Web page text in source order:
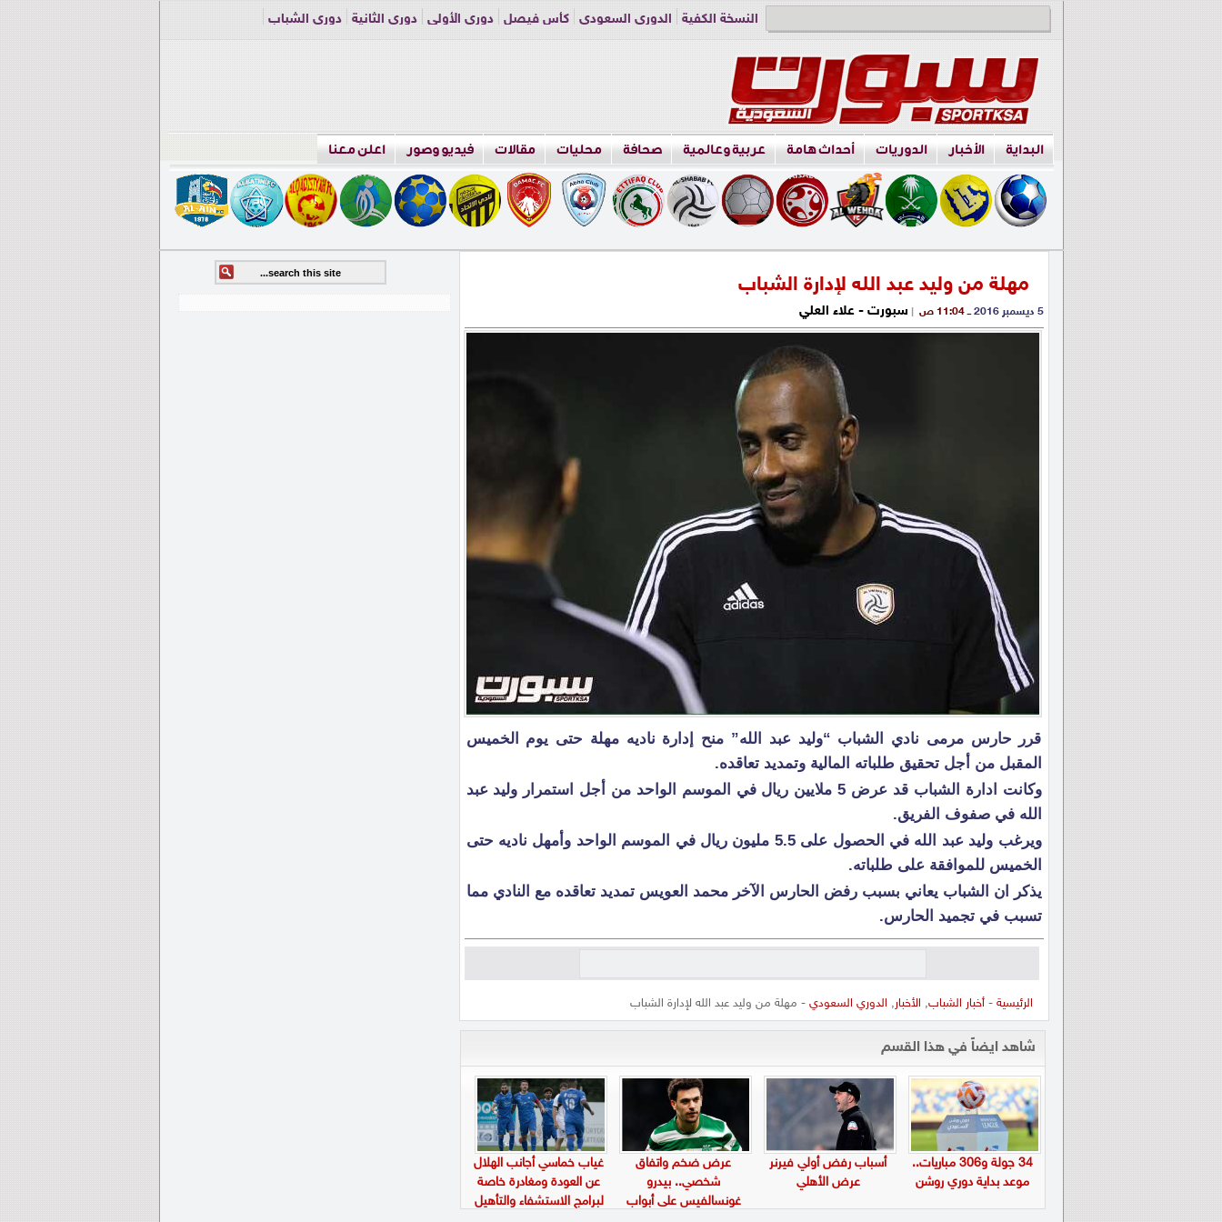
النسخة الكفية الدوري السعودي كأس فيصل دوري الأولى دوري الثانية
دوري الشباب
البداية الأخبار الدوريات أحداث هامة عربية وعالمية صحافة محليات مقالات فيديو وصور اعلن معنا
مهلة من وليد عبد الله لإدارة الشباب
5 ديسمبر 2016 ــ 11:04 ص | سبورت - علاء العلي
قرر حارس مرمى نادي الشباب “وليد عبد الله” منح إدارة ناديه مهلة حتى يوم الخميس
المقبل من أجل تحقيق طلباته المالية وتمديد تعاقده.
وكانت ادارة الشباب قد عرض 5 ملايين ريال في الموسم الواحد من أجل استمرار وليد عبد
الله في صفوف الفريق.
ويرغب وليد عبد الله في الحصول على 5.5 مليون ريال في الموسم الواحد وأمهل ناديه حتى
الخميس للموافقة على طلباته.
يذكر ان الشباب يعاني بسبب رفض الحارس الآخر محمد العويس تمديد تعاقده مع النادي مما
تسبب في تجميد الحارس.
الرئيسية -أخبار الشباب, الأخبار, الدوري السعودي - مهلة من وليد عبد الله لإدارة الشباب
شاهد ايضاً في هذا القسم
34 جولة و306 مباريات..
موعد بداية دوري روشن
أسباب رفض أولي فيرنر
عرض الأهلي
عرض ضخم واتفاق
شخصي.. بيدرو
غونسالفيس على أبواب
غياب خماسي أجانب الهلال
عن العودة ومغادرة خاصة
لبرامج الاستشفاء والتأهيل